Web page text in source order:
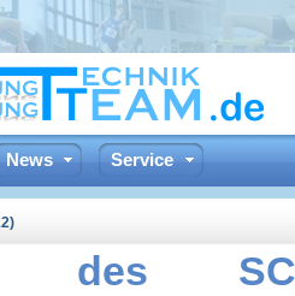
News Service
des